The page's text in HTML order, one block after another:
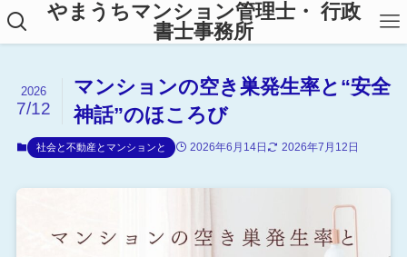
やまうちマンション管理士・ 行政
書士事務所
マンションの空き巣発生率と“安全
神話”のほころび
2026
7/12
社会と不動産とマンションと 2026年6月14日 2026年7月12日